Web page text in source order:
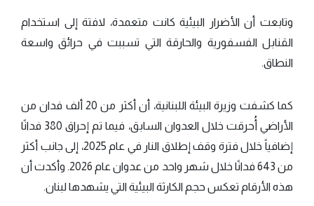
وتابعت أن الأضرار البيئية كانت متعمدة، لافتة إلى استخدام
القنابل الفسفورية والحارقة التي تسببت في حرائق واسعة
النطاق.
كما كشفت وزيرة البيئة اللبنانية، أن أكثر من 20 ألف فدان من
الأراضي أُحرقت خلال العدوان السابق، فيما تم إحراق 380 فدانًا
إضافياً خلال فترة وقف إطلاق النار في عام 2025، إلى جانب أكثر
من 643 فدانًا خلال شهر واحد من عدوان عام 2026. وأكدت أن
هذه الأرقام تعكس حجم الكارثة البيئية التي يشهدها لبنان.